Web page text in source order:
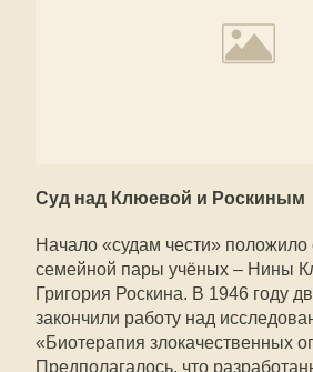
Суд над Клюевой и Роскиным
Начало «судам чести» положило
семейной пары учёных – Нины
Григория Роскина. В 1946 году
закончили работу над
«Биотерапия злокачественных
Предполагалось, что